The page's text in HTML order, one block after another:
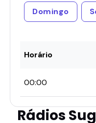
Domingo
Horário
00:00
Rádios